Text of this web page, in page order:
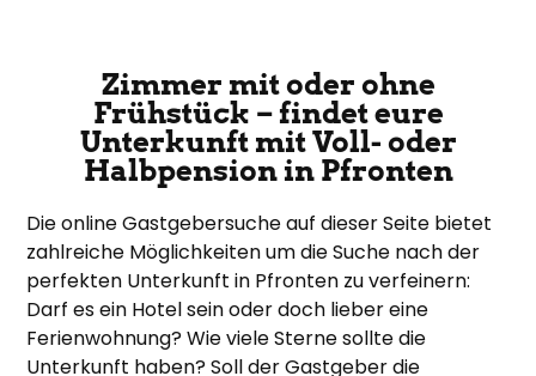
Zimmer mit oder ohne
Frühstück – findet eure
Unterkunft mit Voll- oder
Halbpension in Pfronten
Die online Gastgebersuche auf dieser Seite bietet
zahlreiche Möglichkeiten um die Suche nach der
perfekten Unterkunft in Pfronten zu verfeinern:
Darf es ein Hotel sein oder doch lieber eine
Ferienwohnung? Wie viele Sterne sollte die
Unterkunft haben? Soll der Gastgeber die